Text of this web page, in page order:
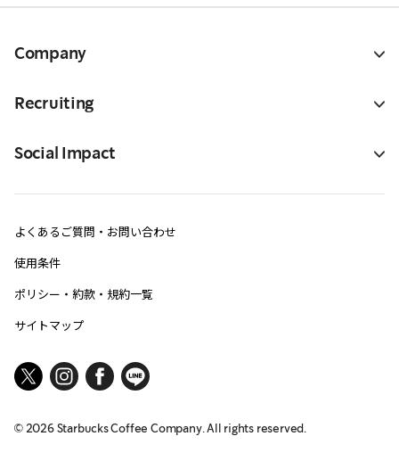
Company
Recruiting
Social Impact
よくあるご質問・お問い合わせ
使用条件
ポリシー・約款・規約一覧
サイトマップ
© 2026Starbucks Coffee Company. All rights reserved.